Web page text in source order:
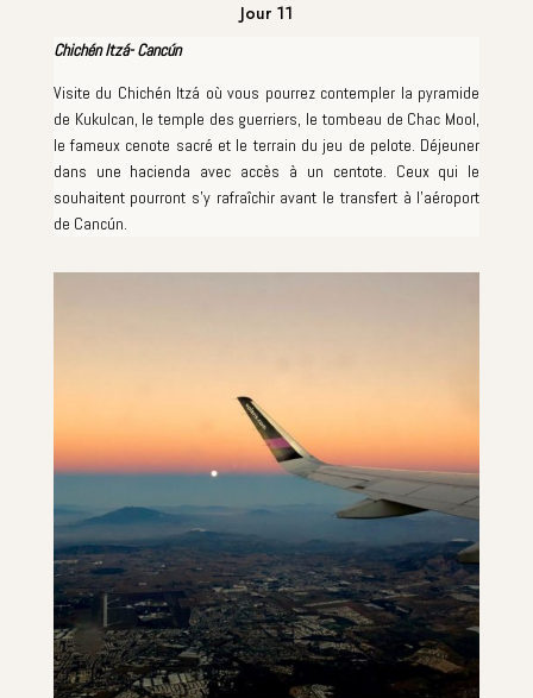
Jour 11
Chichén Itzá- Cancún
Visite du Chichén Itzá où vous pourrez contempler la pyramide
de Kukulcan, le temple des guerriers, le tombeau de Chac Mool,
le fameux cenote sacré et le terrain du jeu de pelote. Déjeuner
dans une hacienda avec accès à un centote. Ceux qui le
souhaitent pourront s'y rafraîchir avant le transfert à l'aéroport
de Cancún.